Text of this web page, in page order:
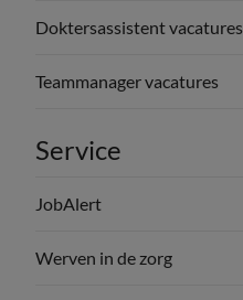
Doktersassistent vacatures
Teammanager vacatures
Service
JobAlert
Werven in de zorg